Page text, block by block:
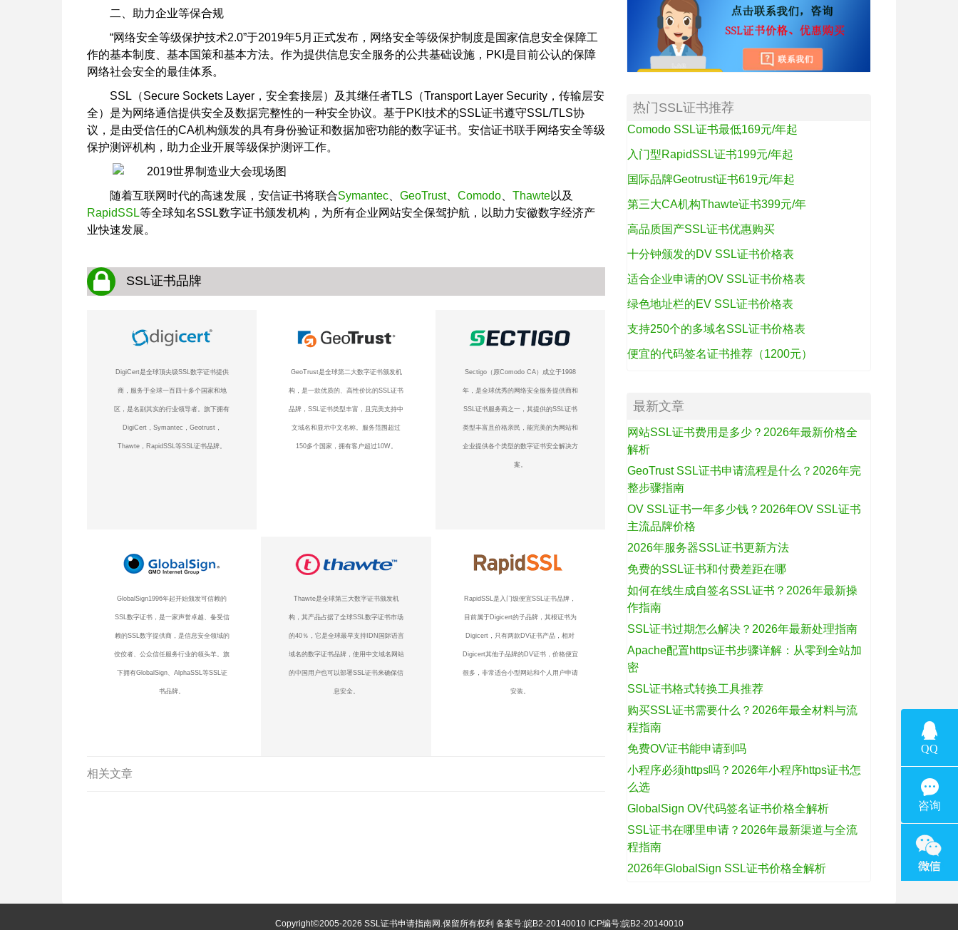
二、助力企业等保合规
“网络安全等级保护技术2.0”于2019年5月正式发布，网络安全等级保护制度是国家信息安全保障工
作的基本制度、基本国策和基本方法。作为提供信息安全服务的公共基础设施，PKI是目前公认的保障
网络社会安全的最佳体系。
SSL（Secure Sockets Layer，安全套接层）及其继任者TLS（Transport Layer Security，传输层安
全）是为网络通信提供安全及数据完整性的一种安全协议。基于PKI技术的SSL证书遵守SSL/TLS协
议，是由受信任的CA机构颁发的具有身份验证和数据加密功能的数字证书。安信证书联手网络安全等级
保护测评机构，助力企业开展等级保护测评工作。
随着互联网时代的高速发展，安信证书将联合Symantec GeoTrust、 Comodo Thawte以及
RapidSSL等全球知名SSL数字证书颁发机构，为所有企业网站安全保驾护航，以助力安徽数字经济产
业快速发展。
SSL证书品牌
DigiCert是全球顶尖级SSL数字证书提供
商，服务于全球一百四十多个国家和地
区，是名副其实的行业领导者。旗下拥有
DigiCert，Symantec，Geotrust，
Thawte，RapidSSL等SSL证书品牌。
GeoTrust是全球第二大数字证书颁发机
构，是一款优质的、高性价比的SSL证书
品牌，SSL证书类型丰富，且完美支持中
文域名和显示中文名称。服务范围超过
150多个国家，拥有客户超过10W。
Sectigo（原Comodo CA）成立于1998
年，是全球优秀的网络安全服务提供商和
SSL证书服务商之一，其提供的SSL证书
类型丰富且价格亲民，能完美的为网站和
企业提供各个类型的数字证书安全解决方
案。
GlobalSign1996年起开始颁发可信赖的
SSL数字证书，是一家声誉卓越、备受信
赖的SSL数字提供商，是信息安全领域的
佼佼者、公众信任服务行业的领头羊。旗
下拥有GlobalSign、AlphaSSL等SSL证
书品牌。
Thawte是全球第三大数字证书颁发机
构，其产品占据了全球SSL数字证书市场
的40％，它是全球最早支持IDN国际语言
域名的数字证书品牌，使用中文域名网站
的中国用户也可以部署SSL证书来确保信
息安全。
RapidSSL是入门级便宜SSL证书品牌，
目前属于Digicert的子品牌，其根证书为
Digicert，只有两款DV证书产品，相对
Digicert其他子品牌的DV证书，价格便宜
很多，非常适合小型网站和个人用户申请
安装。
相关文章
热门SSL证书推荐
Comodo SSL证书最低169元/年起
入门型RapidSSL证书199元/年起
国际品牌Geotrust证书619元/年起
第三大CA机构Thawte证书399元/年
高品质国产SSL证书优惠购买
十分钟颁发的DV SSL证书价格表
适合企业申请的OV SSL证书价格表
绿色地址栏的EV SSL证书价格表
支持250个的多域名SSL证书价格表
便宜的代码签名证书推荐（1200元）
最新文章
网站SSL证书费用是多少？2026年最新价格全
解析
GeoTrust SSL证书申请流程是什么？2026年完
整步骤指南
OV SSL证书一年多少钱？2026年OV SSL证书
主流品牌价格
2026年服务器SSL证书更新方法
免费的SSL证书和付费差距在哪
如何在线生成自签名SSL证书？2026年最新操
作指南
SSL证书过期怎么解决？2026年最新处理指南
Apache配置https证书步骤详解：从零到全站加
密
SSL证书格式转换工具推荐
购买SSL证书需要什么？2026年最全材料与流
程指南
免费OV证书能申请到吗
小程序必须https吗？2026年小程序https证书怎
么选
GlobalSign OV代码签名证书价格全解析
SSL证书在哪里申请？2026年最新渠道与全流
程指南
2026年GlobalSign SSL证书价格全解析
Copyright©2005-2026 SSL证书申请指南网 .保留所有权利 备案号:皖B2-20140010ICP编号:皖B2-20140010